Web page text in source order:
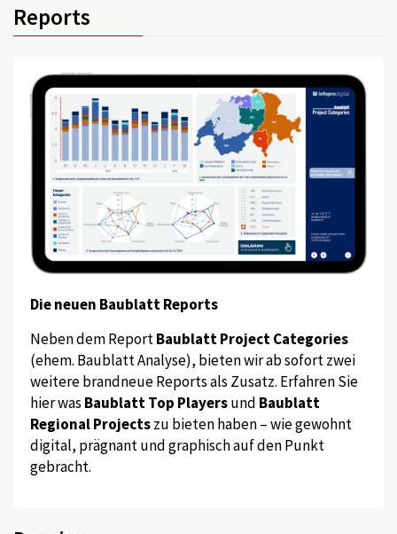
Reports
Die neuen Baublatt Reports
Neben dem ReportBaublatt Project Categories
(ehem. Baublatt Analyse), bieten wir ab sofort zwei
weitere brandneue Reports als Zusatz. Erfahren Sie
hier was Baublatt Top Playersund Baublatt
Regional Projectszu bieten haben – wie gewohnt
digital, prägnant und graphisch auf den Punkt
gebracht.